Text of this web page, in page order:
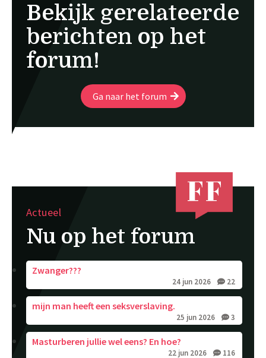
Bekijk gerelateerde
berichten op het
forum!
Ga naar het forum
Actueel
Nu op het forum
Zwanger???
24 jun 2026 22
mijn man heeft een seksverslaving.
25 jun 2026 3
Masturberen jullie wel eens? En hoe?
22 jun 2026 116